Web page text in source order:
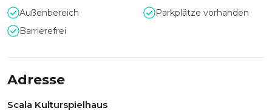
Außenbereich
Parkplätze vorhanden
Barrierefrei
Adresse
Scala Kulturspielhaus